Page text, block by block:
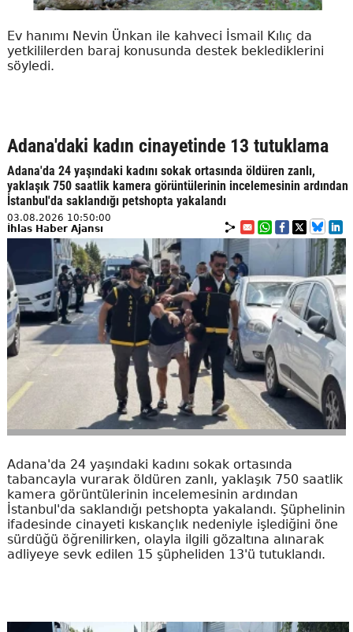
Ev hanımı Nevin Ünkan ile kahveci İsmail Kılıç da
yetkililerden baraj konusunda destek beklediklerini
söyledi.
Adana'daki kadın cinayetinde 13 tutuklama
Adana'da 24 yaşındaki kadını sokak ortasında öldüren zanlı,
yaklaşık 750 saatlik kamera görüntülerinin incelemesinin ardından
İstanbul'da saklandığı petshopta yakalandı
03.08.2026 10:50:00
İhlas Haber Ajansı
Adana'da 24 yaşındaki kadını sokak ortasında
tabancayla vurarak öldüren zanlı, yaklaşık 750 saatlik
kamera görüntülerinin incelemesinin ardından
İstanbul'da saklandığı petshopta yakalandı. Şüphelinin
ifadesinde cinayeti kıskançlık nedeniyle işlediğini öne
sürdüğü öğrenilirken, olayla ilgili gözaltına alınarak
adliyeye sevk edilen 15 şüpheliden 13'ü tutuklandı.